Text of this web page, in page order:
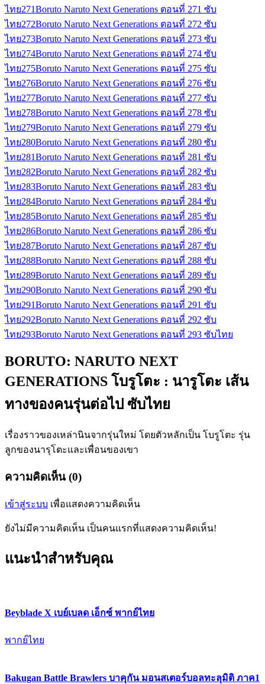
ไทย271Boruto Naruto Next Generations ตอนที่ 271 ซับ
ไทย272Boruto Naruto Next Generations ตอนที่ 272 ซับ
ไทย273Boruto Naruto Next Generations ตอนที่ 273 ซับ
ไทย274Boruto Naruto Next Generations ตอนที่ 274 ซับ
ไทย275Boruto Naruto Next Generations ตอนที่ 275 ซับ
ไทย276Boruto Naruto Next Generations ตอนที่ 276 ซับ
ไทย277Boruto Naruto Next Generations ตอนที่ 277 ซับ
ไทย278Boruto Naruto Next Generations ตอนที่ 278 ซับ
ไทย279Boruto Naruto Next Generations ตอนที่ 279 ซับ
ไทย280Boruto Naruto Next Generations ตอนที่ 280 ซับ
ไทย281Boruto Naruto Next Generations ตอนที่ 281 ซับ
ไทย282Boruto Naruto Next Generations ตอนที่ 282 ซับ
ไทย283Boruto Naruto Next Generations ตอนที่ 283 ซับ
ไทย284Boruto Naruto Next Generations ตอนที่ 284 ซับ
ไทย285Boruto Naruto Next Generations ตอนที่ 285 ซับ
ไทย286Boruto Naruto Next Generations ตอนที่ 286 ซับ
ไทย287Boruto Naruto Next Generations ตอนที่ 287 ซับ
ไทย288Boruto Naruto Next Generations ตอนที่ 288 ซับ
ไทย289Boruto Naruto Next Generations ตอนที่ 289 ซับ
ไทย290Boruto Naruto Next Generations ตอนที่ 290 ซับ
ไทย291Boruto Naruto Next Generations ตอนที่ 291 ซับ
ไทย292Boruto Naruto Next Generations ตอนที่ 292 ซับ
ไทย293Boruto Naruto Next Generations ตอนที่ 293 ซับไทย
BORUTO: NARUTO NEXT
GENERATIONS โบรูโตะ : นารูโตะ เส้น
ทางของคนรุ่นต่อไป ซับไทย
เรื่องราวของเหล่านินจากรุ่นใหม่ โดยตัวหลักเป็น โบรูโตะ รุ่น
ลูกของนารุโตะและเพื่อนของเขา
ความคิดเห็น (0)
เข้าสู่ระบบ เพื่อแสดงความคิดเห็น
ยังไม่มีความคิดเห็น เป็นคนแรกที่แสดงความคิดเห็น!
แนะนำสำหรับคุณ
Beyblade X เบย์เบลด เอ็กซ์ พากย์ไทย
พากย์ไทย
Bakugan Battle Brawlers บาคุกัน มอนสเตอร์บอลทะลุมิติ ภาค1